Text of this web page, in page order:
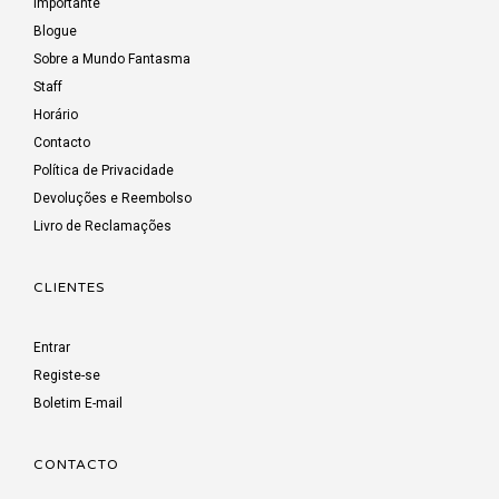
Blogue
Sobre a Mundo Fantasma
Staff
Horário
Contacto
Política de Privacidade
Devoluções e Reembolso
Livro de Reclamações
CLIENTES
Entrar
Registe-se
Boletim E-mail
CONTACTO